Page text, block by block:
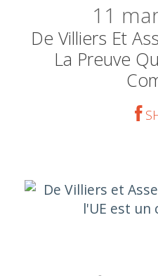
11
De Villiers Et
La Preuve